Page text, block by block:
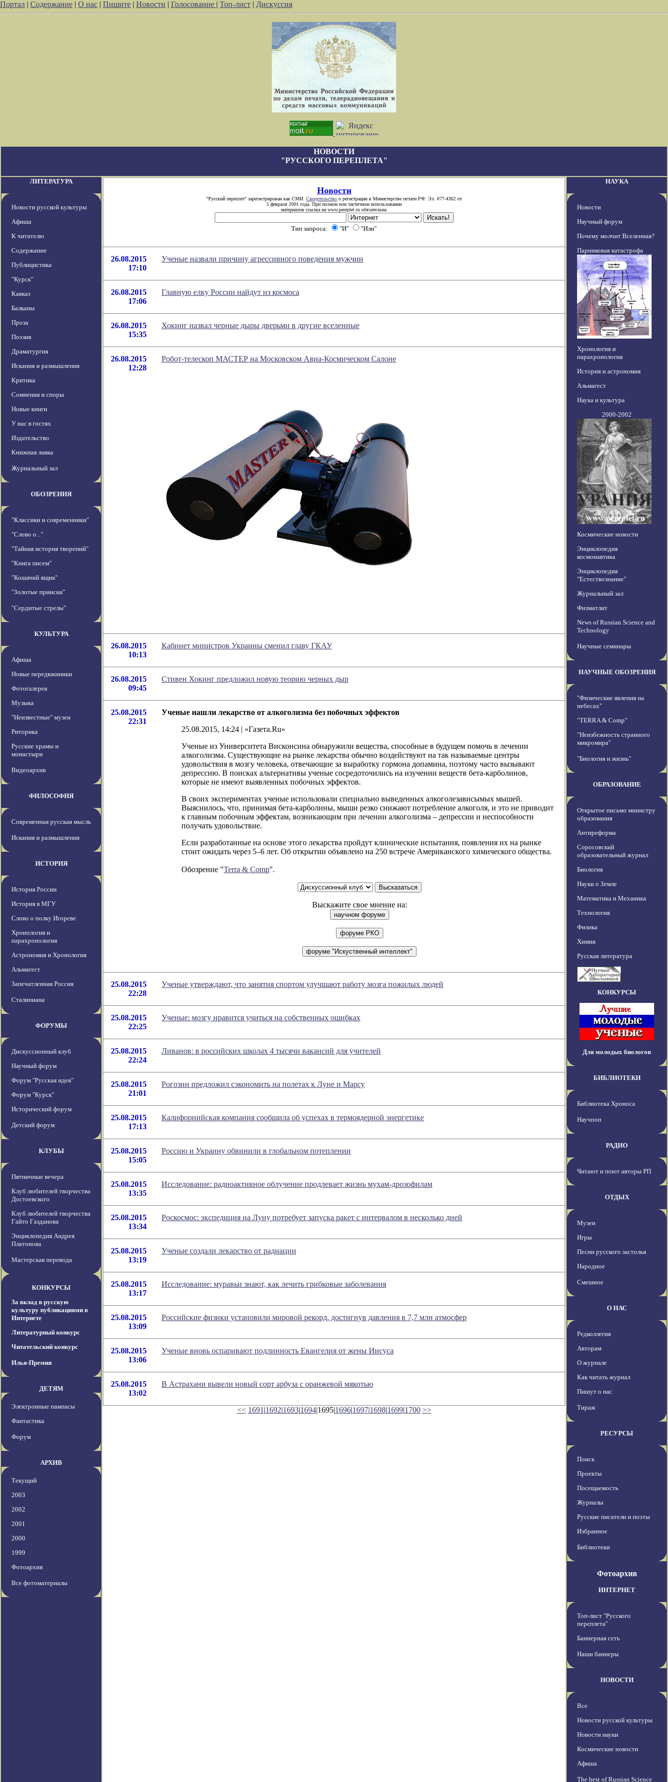
Портал | Содержание | О нас | Пишите | Новости | Голосование | Топ-лист | Дискуссия
НОВОСТИ
"РУССКОГО ПЕРЕПЛЕТА"
ЛИТЕРАТУРА
Новости русской культуры
Афиша
К читателю
Содержание
Публицистика
"Курск"
Кавказ
Балканы
Проза
Поэзия
Драматургия
Искания и размышления
Критика
Сомнения и споры
Новые книги
У нас в гостях
Издательство
Книжная лавка
Журнальный зал
ОБОЗРЕНИЯ
"Классики и современники"
"Слово о..."
"Тайная история творений"
"Книга писем"
"Кошачий ящик"
"Золотые прииски"
"Сердитые стрелы"
КУЛЬТУРА
Афиша
Новые передвжиники
Фотогалерея
Музыка
"Неизвестные" музеи
Риторика
Русские храмы и
монастыри
Видеоархив
ФИЛОСОФИЯ
Современная русская мысль
Искания и размышления
ИСТОРИЯ
История России
История в МГУ
Слово о полку Игореве
Хронология и
парахронология
Астрономия и Хронология
Альмагест
Запечатленная Россия
Сталиниана
ФОРУМЫ
Дискуссионный клуб
Научный форум
Форум "Русская идея"
Форум "Курск"
Исторический форум
Детский форум
КЛУБЫ
Пятничные вечера
Клуб любителей творчества
Достоевского
Клуб любителей творчества
Гайто Газданова
Энциклопедия Андрея
Платонова
Мастерская перевода
КОНКУРСЫ
За вклад в русскую
культуру публикациями в
Интернете
Литературный конкурс
Читательский конкурс
Илья-Премия
ДЕТЯМ
Электронные пампасы
Фантастика
Форум
АРХИВ
Текущий
2003
2002
2001
2000
1999
Фотоархив
Все фотоматериалы
Новости
"Русский переплет" зарегистрирован как СМИ. Свидетельство о регистрации в Министерстве печати РФ: Эл. #77-4362 от
5 февраля 2001 года. При полном или частичном использовании
материалов ссылка на www.pereplet.ru обязательна.
Тип запроса: "И" "Или"
26.08.2015
17:10
Ученые назвали причину агрессивного поведения мужчин
26.08.2015
17:06
Главную елку России найдут из космоса
26.08.2015
15:35
Хокинг назвал черные дыры дверьми в другие вселенные
26.08.2015
12:28
Робот-телескоп МАСТЕР на Московском Авиа-Космическом Салоне
26.08.2015
10:13
Кабинет министров Украины сменил главу ГКАУ
26.08.2015
09:45
Стивен Хокинг предложил новую теорию черных дыр
25.08.2015
22:31
Ученые нашли лекарство от алкоголизма без побочных эффектов
25.08.2015, 14:24 | «Газета.Ru»
Ученые из Университета Висконсина обнаружили вещества, способные в будущем помочь в лечении
алкоголизма. Существующие на рынке лекарства обычно воздействуют на так называемые центры
удовольствия в мозгу человека, отвечающие за выработку гормона допамина, поэтому часто вызывают
депрессию. В поисках альтернативы ученые сосредоточились на изучении веществ бета-карболинов,
которые не имеют выявленных побочных эффектов.
В своих экспериментах ученые использовали специально выведенных алкоголезависымых мышей.
Выяснилось, что, принимая бета-карболины, мыши резко снижают потребление алкоголя, и это не приводит
к главным побочным эффектам, возникающим при лечении алкоголизма – депрессии и неспособности
получать удовольствие.
Если разработанные на основе этого лекарства пройдут клинические испытания, появления их на рынке
стоит ожидать через 5–6 лет. Об открытии объявлено на 250 встрече Американского химического общества.
Обозрение "Terra & Comp".
Выскажите свое мнение на:
25.08.2015
22:28
Ученые утверждают, что занятия спортом улучшают работу мозга пожилых людей
25.08.2015
22:25
Ученые: мозгу нравится учиться на собственных ошибках
25.08.2015
22:24
Ливанов: в российских школах 4 тысячи вакансий для учителей
25.08.2015
21:01
Рогозин предложил сэкономить на полетах к Луне и Марсу
25.08.2015
17:13
Калифорнийская компания сообщила об успехах в термоядерной энергетике
25.08.2015
15:05
Россию и Украину обвинили в глобальном потеплении
25.08.2015
13:35
Исследование: радиоактивное облучение продлевает жизнь мухам-дрозофилам
25.08.2015
13:34
Роскосмос: экспедиция на Луну потребует запуска ракет с интервалом в несколько дней
25.08.2015
13:19
Ученые создали лекарство от радиации
25.08.2015
13:17
Исследование: муравьи знают, как лечить грибковые заболевания
25.08.2015
13:09
Российские физики установили мировой рекорд, достигнув давления в 7,7 млн атмосфер
25.08.2015
13:06
Ученые вновь оспаривают подлинность Евангелия от жены Иисуса
25.08.2015
13:02
В Астрахани вывели новый сорт арбуза с оранжевой мякотью
<< 1691 |1692|1693|1694|1695|1696|1697|1698|1699|1700 >>
НАУКА
Новости
Научный форум
Почему молчит Вселенная?
Парниковая катастрофа
Хронология и
парахронология
История и астрономия
Альмагест
Наука и культура
2000-2002
Космические новости
Энциклопедия
космонавтика
Энциклопедия
"Естествознание"
Журнальный зал
Физматлит
News of Russian Science and
Technology
Научные семинары
НАУЧНЫЕ ОБОЗРЕНИЯ
"Физические явления на
небесах"
"TERRA & Comp"
"Неизбежность странного
микромира"
"Биология и жизнь"
ОБРАЗОВАНИЕ
Открытое письмо министру
образования
Антиреформа
Соросовский
образовательный журнал
Биология
Науки о Земле
Математика и Механика
Технология
Физика
Химия
Русская литература
КОНКУРСЫ
Для молодых биологов
БИБЛИОТЕКИ
Библиотека Хроноса
Научпоп
РАДИО
Читают и поют авторы РП
ОТДЫХ
Музеи
Игры
Песни русского застолья
Народное
Смешное
О НАС
Редколлегия
Авторам
О журнале
Как читать журнал
Пишут о нас
Тираж
РЕСУРСЫ
Поиск
Проекты
Посещаемость
Журналы
Русские писатели и поэты
Избранное
Библиотеки
Фотоархив
ИНТЕРНЕТ
Топ-лист "Русского
переплета"
Баннерная сеть
Наши баннеры
НОВОСТИ
Все
Новости русской культуры
Новости науки
Космические новости
Афиша
The best of Russian Science